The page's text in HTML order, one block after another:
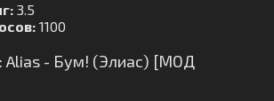
3.5
1100
Alias - Бум! (Элиас) [МОД